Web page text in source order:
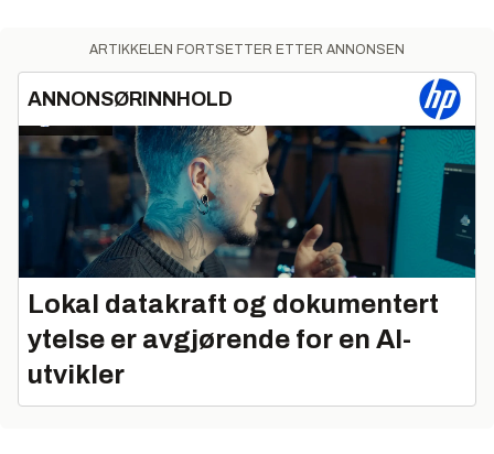
ARTIKKELEN FORTSETTER ETTER ANNONSEN
ANNONSØRINNHOLD
Lokal datakraft og dokumentert
ytelse er avgjørende for en AI-
utvikler